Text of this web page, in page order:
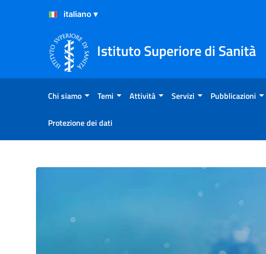
Salta al Contenuto
Salta al Footer
Istituto Superiore di Sanità
Chi siamo Temi Attività Servizi Pubblicazioni
Protezione dei dati
Primo piano